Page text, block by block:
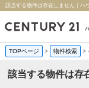
該当する物件は存在しません｜ハ
TOPページ > 物件検索 >-
該当する物件は存